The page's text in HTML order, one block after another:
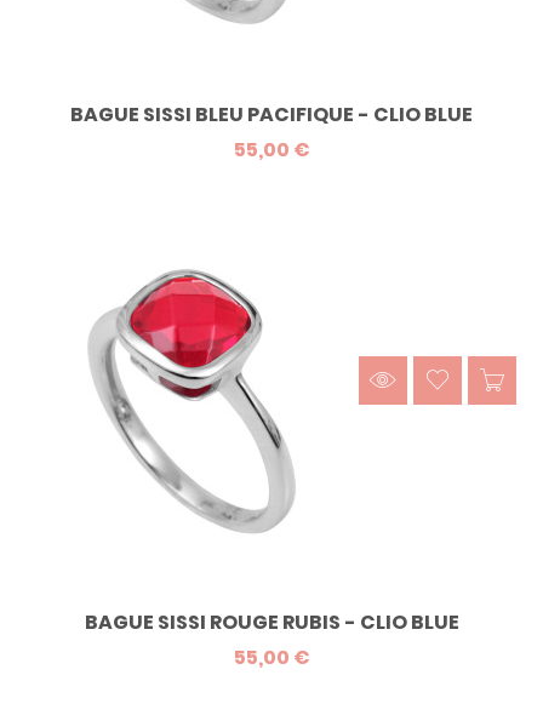
BAGUE SISSI BLEU PACIFIQUE - CLIO BLUE
55,00 €
BAGUE SISSI ROUGE RUBIS - CLIO BLUE
55,00 €